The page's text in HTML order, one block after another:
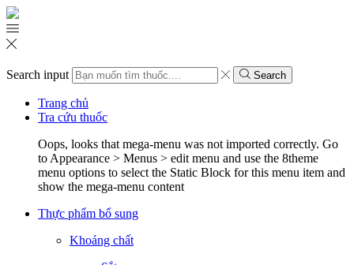
Search input Search
Trang chủ
Tra cứu thuốc
Oops, looks that mega-menu was not imported correctly. Go
to Appearance > Menus > edit menu and use the 8theme
menu options to select the Static Block for this menu item and
show the mega-menu content
Thực phẩm bổ sung
Khoáng chất